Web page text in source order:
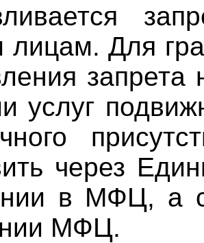
лицам. Для
услуг
через
в МФЦ, а
МФЦ.